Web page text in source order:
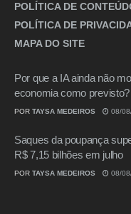
POLÍTICA DE
POLÍTICA DE
MAPA DO SITE
Por que a IA ainda não
economia como previsto?
POR TAYSA MEDEIROS 08/
Saques da poupança
R$ 7,15 bilhões em julho
POR TAYSA MEDEIROS 08/